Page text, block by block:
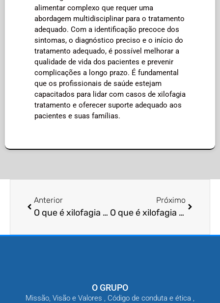
alimentar complexo que requer uma
abordagem multidisciplinar para o tratamento
adequado. Com a identificação precoce dos
sintomas, o diagnóstico preciso e o início do
tratamento adequado, é possível melhorar a
qualidade de vida dos pacientes e prevenir
complicações a longo prazo. É fundamental
que os profissionais de saúde estejam
capacitados para lidar com casos de xilofagia
tratamento e oferecer suporte adequado aos
pacientes e suas famílias.
Anterior
O que é xilofagia infestação?
Próximo
O que é xilofagia danos?
O GRUPO
Missão, Visão e Valores , Código de conduta e ética ,